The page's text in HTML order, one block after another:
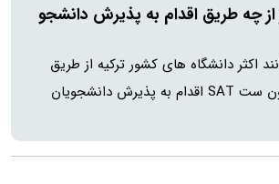
چه طریق اقدام به پذیرش دانشجو
اکثر دانشگاه های کشور ترکیه از طریق
و آزمون ست SAT اقدام به پذیرش دانشجویان